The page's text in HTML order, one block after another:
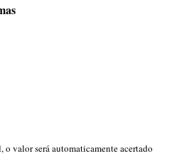
o valor será automaticamente acertado